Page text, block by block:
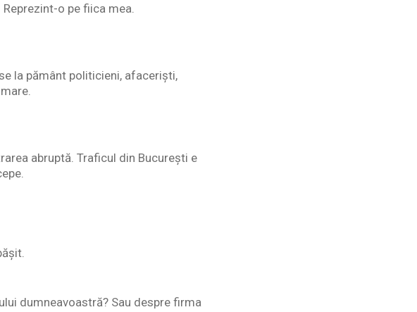
o pe fiica mea.
la pământ politicieni, afaceriști,
abruptă. Traficul din București e
dumneavoastră? Sau despre firma